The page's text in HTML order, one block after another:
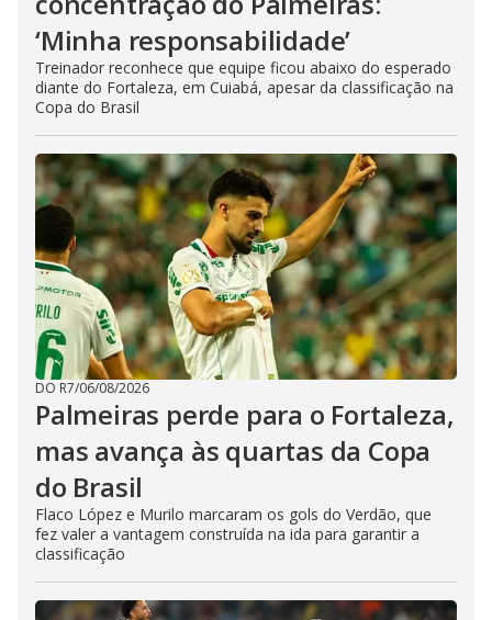
‘Minha responsabilidade’
Treinador reconhece que equipe ficou abaixo do esperado
diante do Fortaleza, em Cuiabá, apesar da classificação na
Copa do Brasil
DO R7/06/08/2026
Palmeiras perde para o Fortaleza,
mas avança às quartas da Copa
do Brasil
Flaco López e Murilo marcaram os gols do Verdão, que
fez valer a vantagem construída na ida para garantir a
classificação